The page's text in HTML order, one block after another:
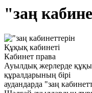
"заң
Құқық кабинеті
Кабинет права
Ауылдық жерлерде
құралдарының бірі
аудандарда "заң